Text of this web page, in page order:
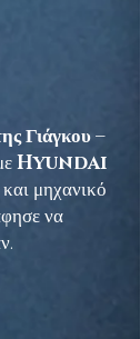
Γιάγκου –
Hyundai
και μηχανικό
να